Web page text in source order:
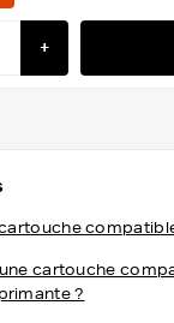
+
cartouche
?